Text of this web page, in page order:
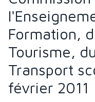
Formation,
Tourisme,
Transport
février 2011